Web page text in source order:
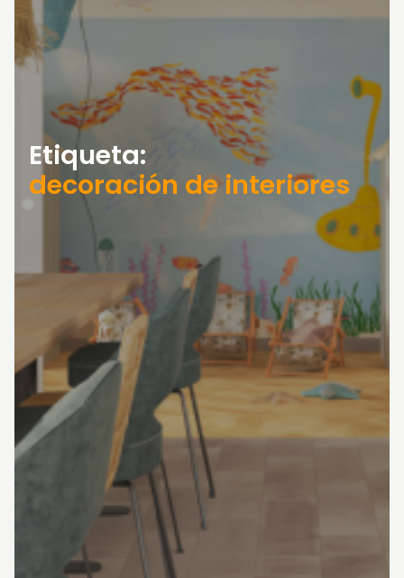
Etiqueta:
decoración de interiores